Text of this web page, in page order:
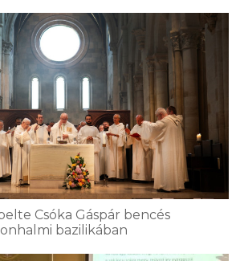
Csóka Gáspár bencés
bazilikában